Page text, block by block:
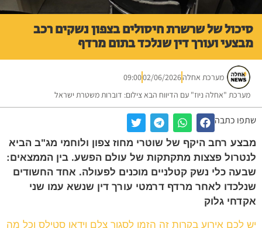
של שרשרת חיסולים בצפון נשקים רכב
ועורך דין שנלכד בתום מרדף
מערכת אחלה 02/06/2026
09:00
"אחלה ניוז" עם הדיווח הבא צילום: דוברות משטרת ישראל
כתבה
רחב היקף של שוטרי מחוז צפון ולוחמי מג"ב הביא
פצצות מתקתקות של עולם הפשע. בין הממצאים:
כלי נשק קטלניים מוכנים לפעולה. אחד החשודים
לאחר מרדף דרמטי עורך דין שנשא עמו שני
גלוק
אירוע בקרות זה הזמן לסגור צלם וידאו סטילס וכל מה